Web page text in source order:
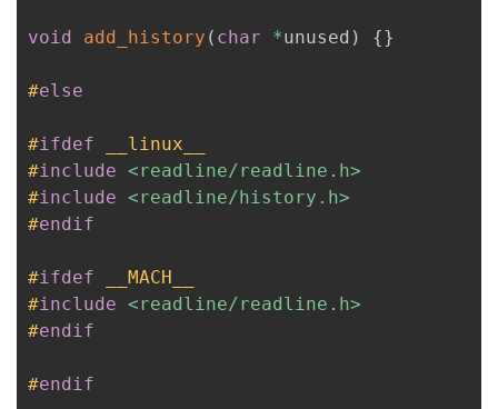
void add_history ( char *unused ) {}
#else
#ifdef
__linux__
#include <readline/readline.h>
#include <readline/history.h>
#endif
#ifdef
__MACH__
#include <readline/readline.h>
#endif
#endif